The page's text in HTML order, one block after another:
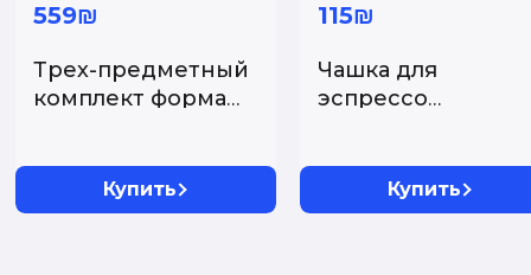
559₪
Трех-предметный
комплект форма
Купить
115₪
Чашка для
эспрессо
Купить